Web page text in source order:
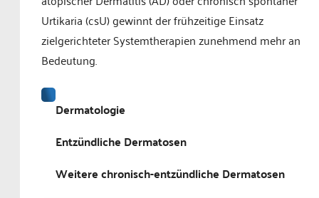
Urtikaria (csU) gewinnt der frühzeitige Einsatz
zielgerichteter Systemtherapien zunehmend mehr an
Bedeutung.
Dermatologie
Entzündliche Dermatosen
Weitere chronisch-entzündliche Dermatosen